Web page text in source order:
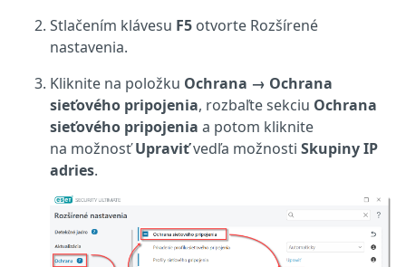
Stlačením klávesu F5 otvorte Rozšírené
nastavenia.
Kliknite na položku Ochrana → Ochrana
sieťového pripojenia, rozbaľte sekciu Ochrana
sieťového pripojenia a potom kliknite
na možnosťUpraviťvedľa možnosti Skupiny IP
adries.